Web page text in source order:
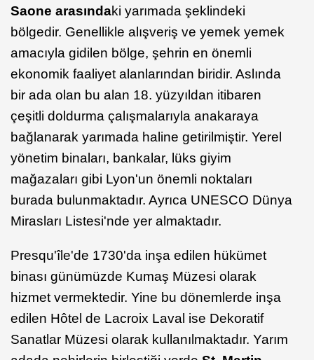
Saone arasındaki yarımada şeklindeki
bölgedir. Genellikle alışveriş ve yemek yemek
amacıyla gidilen bölge, şehrin en önemli
ekonomik faaliyet alanlarından biridir. Aslında
bir ada olan bu alan 18. yüzyıldan itibaren
çeşitli doldurma çalışmalarıyla anakaraya
bağlanarak yarımada haline getirilmiştir. Yerel
yönetim binaları, bankalar, lüks giyim
mağazaları gibi Lyon'un önemli noktaları
burada bulunmaktadır. Ayrıca UNESCO Dünya
Mirasları Listesi'nde yer almaktadır.
Presqu'île'de 1730'da inşa edilen hükümet
binası günümüzde Kumaş Müzesi olarak
hizmet vermektedir. Yine bu dönemlerde inşa
edilen Hôtel de Lacroix Laval ise Dekoratif
Sanatlar Müzesi olarak kullanılmaktadır. Yarım